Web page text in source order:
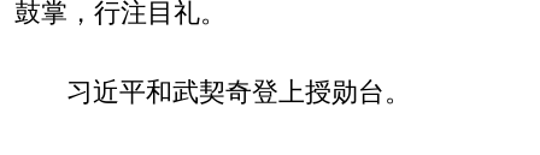
鼓掌，行注目礼。
习近平和武契奇登上授勋台。